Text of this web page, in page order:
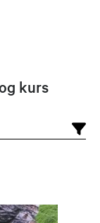
kurs